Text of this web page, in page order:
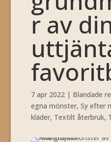
r av
7 apr 2022| Blandade
egna mönster, Sy efter
kläder, Textilt återbruk,